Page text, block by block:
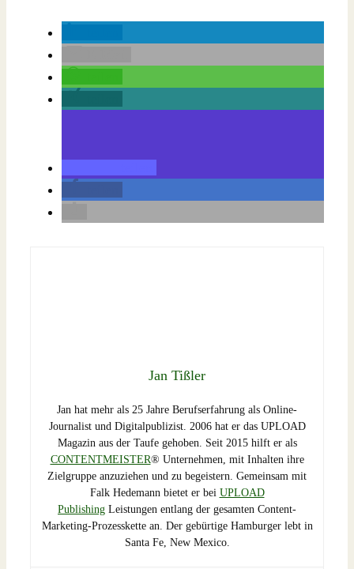
Jan Tißler
Jan hat mehr als 25 Jahre Berufserfahrung als Online-
Journalist und Digitalpublizist. 2006 hat er das UPLOAD
Magazin aus der Taufe gehoben. Seit 2015 hilft er als
CONTENTMEISTER® Unternehmen, mit Inhalten ihre
Zielgruppe anzuziehen und zu begeistern. Gemeinsam mit
Falk Hedemann bietet er bei UPLOAD
Publishing Leistungen entlang der gesamten Content-
Marketing-Prozesskette an. Der gebürtige Hamburger lebt in
Santa Fe, New Mexico.